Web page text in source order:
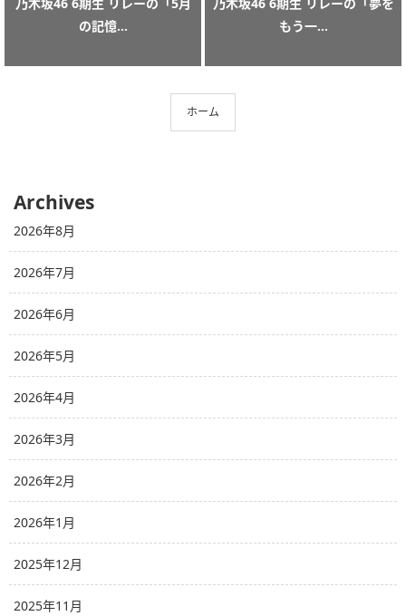
の記憶...
もう一...
ホーム
Archives
2026年8月
2026年7月
2026年6月
2026年5月
2026年4月
2026年3月
2026年2月
2026年1月
2025年12月
2025年11月